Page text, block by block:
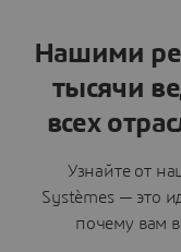
Нашими
тысячи
всех
Узнайте от
Systèmes — это
почему вам